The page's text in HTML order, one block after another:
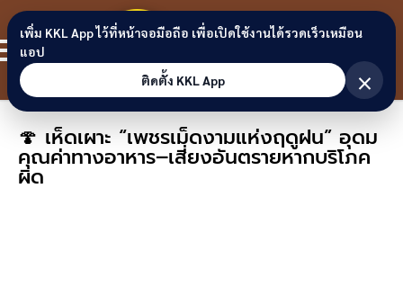
Skip to content
ขอนแก่น
ลิงก์
🍄 เห็ดเผาะ “เพชรเม็ดงามแห่งฤดูฝน” อุดม
คุณค่าทางอาหาร–เสี่ยงอันตรายหากบริโภค
ผิด
เพิ่ม KKL App ไว้ที่หน้าจอมือถือ เพื่อเปิดใช้งานได้รวดเร็วเหมือน
แอป
ติดตั้ง KKL App
×